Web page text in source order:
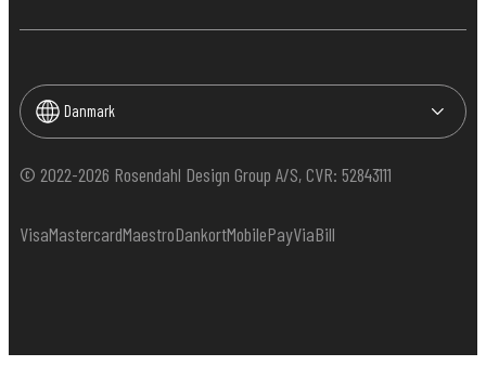
© 2022-2026 Rosendahl Design Group A/S, CVR: 52843111
VisaMastercardMaestroDankortMobilePayViaBill
Danmark